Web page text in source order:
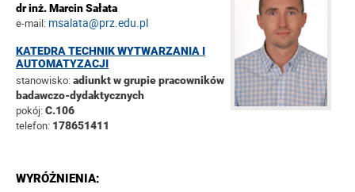
dr inż. Marcin Sałata
e-mail: msalata@prz.edu.pl
KATEDRA TECHNIK WYTWARZANIA I
AUTOMATYZACJI
stanowisko:adiunkt w grupie pracowników
badawczo-dydaktycznych
pokój:C.106
telefon: 178651411
WYRÓŻNIENIA: